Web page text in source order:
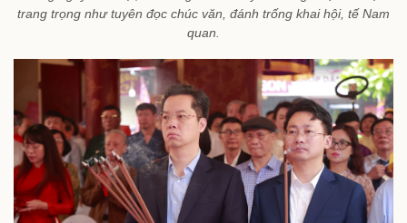
trang trọng như tuyên đọc chúc văn, đánh trống khai hội, tế Nam
quan.